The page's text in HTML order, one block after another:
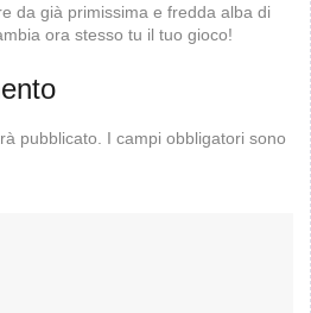
da già primissima e fredda alba di
ora stesso tu il tuo gioco!
pubblicato.
I campi obbligatori sono